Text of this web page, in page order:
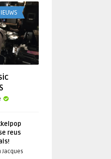
reus
Jacques